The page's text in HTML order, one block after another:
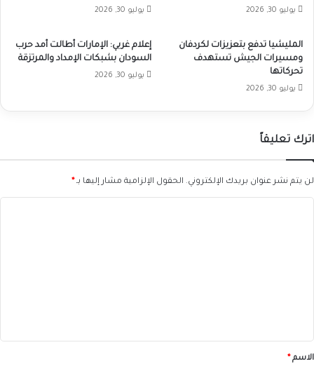
يوليو 30, 2026 يوليو 30, 2026
المليشيا تدفع بتعزيزات لكردفان
ومسيرات الجيش تستهدف
تحركاتها
يوليو 30, 2026
إعلام غربي: الإمارات أطالت أمد حرب
السودان بشبكات الإمداد والمرتزقة
يوليو 30, 2026
اترك تعليقاً
لن يتم نشر عنوان بريدك الإلكتروني. الحقول الإلزامية مشار إليها بـ *
*الاسم *